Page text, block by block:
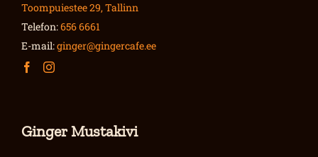
Toompuiestee 29, Tallinn
Telefon:656 6661
E-mail:ginger@gingercafe.ee
Ginger Mustakivi